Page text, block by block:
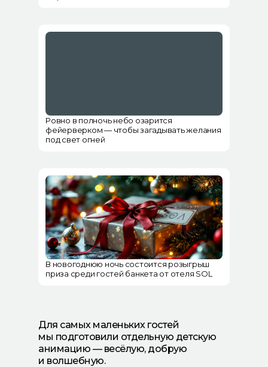
В новогоднюю ночь состоится розыгрыш
приза среди гостей банкета от отеля SOL
Ровно в полночь небо озарится
фейерверком — чтобы загадывать желания
под свет огней
Для самых маленьких гостей
мы подготовили отдельную детскую
анимацию — весёлую, добрую
и волшебную.